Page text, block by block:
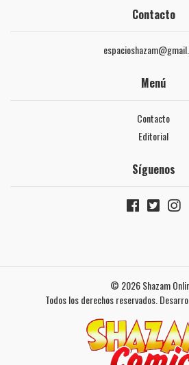
Contacto
Menú
Contacto
Editorial
Síguenos
© 2026 Shazam
Todos los derechos reservados.